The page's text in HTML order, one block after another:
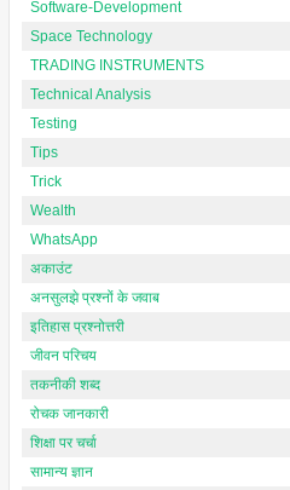
Software-Development
Space Technology
TRADING INSTRUMENTS
Technical Analysis
Testing
Tips
Trick
Wealth
WhatsApp
अकाउंट
अनसुलझे प्रश्नों के जवाब
इतिहास प्रश्नोत्तरी
जीवन परिचय
तकनीकी शब्द
रोचक जानकारी
शिक्षा पर चर्चा
सामान्य ज्ञान